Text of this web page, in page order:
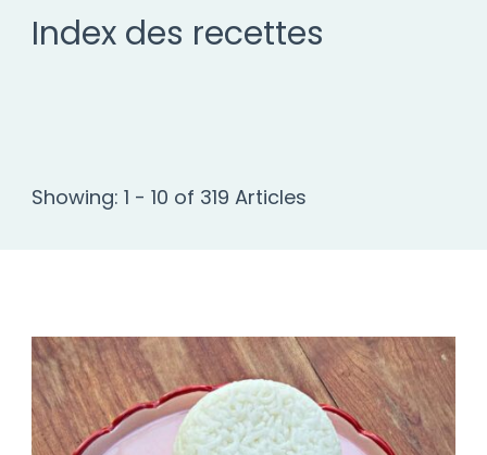
Index des recettes
Showing: 1 - 10 of 319 Articles